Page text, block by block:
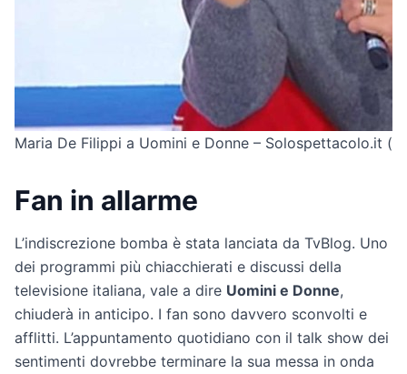
Maria De Filippi a Uomini e Donne – Solospettacolo.it
Fan in allarme
L’indiscrezione bomba è stata lanciata da TvBlog. Uno
dei programmi più chiacchierati e discussi della
televisione italiana, vale a dire Uomini e Donne,
chiuderà in anticipo. I fan sono davvero sconvolti e
afflitti. L’appuntamento quotidiano con il talk show dei
sentimenti dovrebbe terminare la sua messa in onda